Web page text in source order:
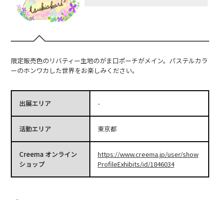
限定販売色のリバティー生地のがま口ポーチがメイン。パステルカラ
ーのホンワカした世界をお楽しみください。
出展エリア -
活動エリア 東京都
Creema オンライン
ショップ
https://www.creema.jp/user/show
ProfileExhibits/id/1846034